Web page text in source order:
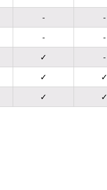
- -
- -
✓ -
✓ ✓
✓ ✓